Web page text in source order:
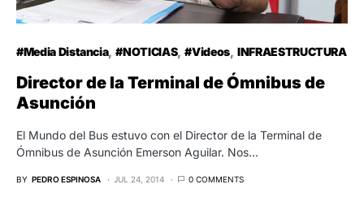
#Media Distancia #NOTICIAS #Videos INFRAESTRUCTURA
Director de la Terminal de Ómnibus de
Asunción
El Mundo del Bus estuvo con el Director de la Terminal de
Ómnibus de Asunción Emerson Aguilar. Nos…
BY PEDRO ESPINOSA JUL 24, 2014 0 COMMENTS